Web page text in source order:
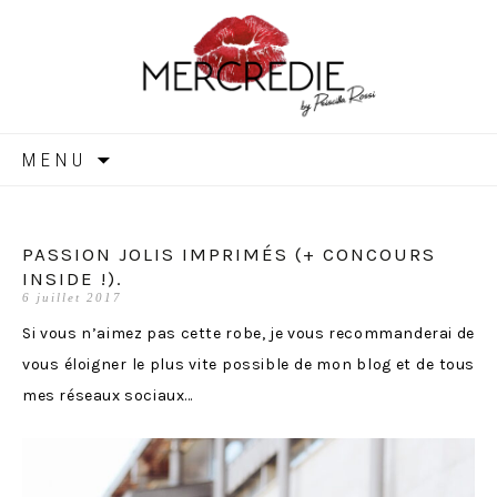
MERCREDIE
MENU
PASSION JOLIS IMPRIMÉS (+ CONCOURS
INSIDE !).
6 juillet 2017
Si vous n’aimez pas cette robe, je vous recommanderai de
vous éloigner le plus vite possible de mon blog et de tous
mes réseaux sociaux…